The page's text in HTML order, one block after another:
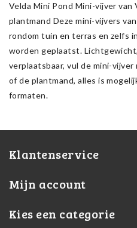
Velda Mini Pond Mini-vijver van
plantmand Deze mini-vijvers
rondom tuin en terras en zelfs
worden geplaatst.
verplaatsbaar, vul de mini-
of de plantmand, alles is
formaten.
Klantenservice
Mijn account
Kies een categorie